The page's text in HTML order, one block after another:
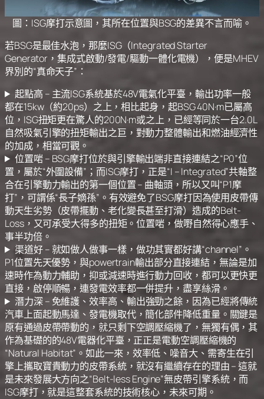
圖：ISG摩打示意圖，其所在位置與BSG的差異不言而喻。
若BSG是最佳水泡，那麼ISG（Integrated Starter
Generator，集成式啟動/發電/驅動一體化電機），便是MHEV
界別的“真命天子”：
起點高 – 主流ISG系統基於48V電氣化平臺，輸出功率一般
都在15kw（約20ps）之上，相比起身，起BSG 40N·m已屬高
位，ISG扭矩更在驚人的200N·m或之上，已經等同於一台2.0L
自然吸氣引擎的扭矩輸出之巨，對動力整體輸出和燃油經濟性
的加成，相當可觀。
位置啱 – BSG摩打位於與引擎輸出端非直接連結之“P0”位
置，屬於“外圍設備”；而ISG摩打，正是“I – Integrated”共軸整
合在引擎動力輸出的第一個位置 – 曲軸頭，所以又叫“P1摩
打”，可謂係“長子嫡孫”。有效避免了BSG摩打因為使用皮帶傳
動天生劣勢（皮帶擺動、老化變長甚至打滑）造成的Belt-
Loss，又可承受大得多的扭矩。位置啱，做嘢自然得心應手、
事半功倍。
渠道好 – 就如做人做事一樣，做功其實都好講“channel”。
P1位置先天優勢，與powertrain輸出部分直接連結，無論是加
速時作為動力輔助，抑或減速時進行動力回收，都可以更快更
直接，啟停順暢，連發電效率都一併提升，盡享絲滑。
潛力深 – 免維護、效率高、輸出強勁之餘，因為已經將傳統
汽車上面起動馬達、發電機取代，簡化部件降低重量。關鍵是
原有通過皮帶帶動的，就只剩下空調壓縮機了，無獨有偶，其
作為基礎的的48V電器化平臺，正正是電動空調壓縮機的
“Natural Habitat”。如此一來，效率低、噪音大、需寄生在引
擎上攜取寶貴動力的皮帶系統，就沒有繼續存在的理由 – 這就
是未來發展大方向之“Belt-less Engine”無皮帶引擎系統，而
ISG摩打，就是這整套系統的技術核心，未來可期。